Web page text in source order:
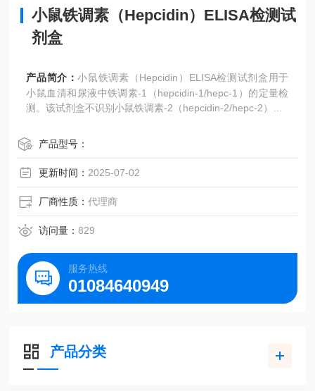
小鼠铁调素（Hepcidin）ELISA检测试
剂盒
产品简介：小鼠铁调素（Hepcidin）ELISA检测试剂盒用于
小鼠血清和尿液中铁调素-1（hepcidin-1/hepc-1）的定量检
测。该试剂盒不识别小鼠铁调素-2（hepcidin-2/hepc-2），h
产品型号：
更新时间： 2025-07-02
厂商性质：代理商
访问量：829
服务热线
01084640949
产品分类